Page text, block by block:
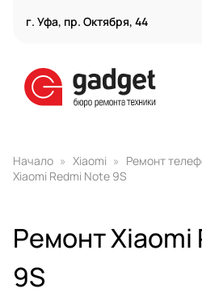
г. Уфа, пр. Октября, 44
Начало Xiaomi Ремонт
Xiaomi Redmi Note 9S
Ремонт Xiaomi
9S